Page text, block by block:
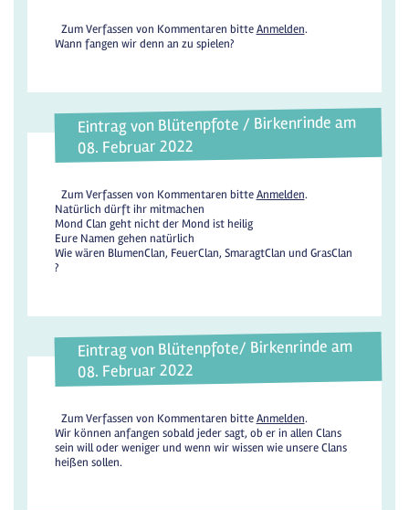
Zum Verfassen von Kommentaren bitteAnmelden.
Wann fangen wir denn an zu spielen?
Eintrag von Blütenpfote / Birkenrinde am
08. Februar 2022
Zum Verfassen von Kommentaren bitteAnmelden.
Natürlich dürft ihr mitmachen
Mond Clan geht nicht der Mond ist heilig
Eure Namen gehen natürlich
Wie wären BlumenClan, FeuerClan, SmaragtClan und GrasClan
?
Eintrag von Blütenpfote/ Birkenrinde am
08. Februar 2022
Zum Verfassen von Kommentaren bitteAnmelden.
Wir können anfangen sobald jeder sagt, ob er in allen Clans
sein will oder weniger und wenn wir wissen wie unsere Clans
heißen sollen.